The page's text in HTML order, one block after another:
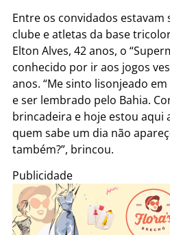
Entre os convidados
clube e atletas da base
Elton Alves, 42 anos, o
conhecido por ir aos jogos
anos. “Me sinto lisonjeado
e ser lembrado pelo Bahia.
brincadeira e hoje estou aqui
quem sabe um dia não
também?”, brincou.
Publicidade